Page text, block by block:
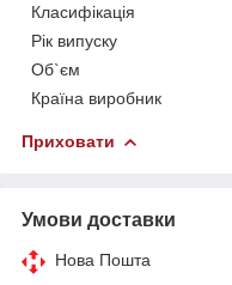
Класифікація
Рік випуску
Об`єм
Країна виробник
Приховати
Умови доставки
Нова Пошта